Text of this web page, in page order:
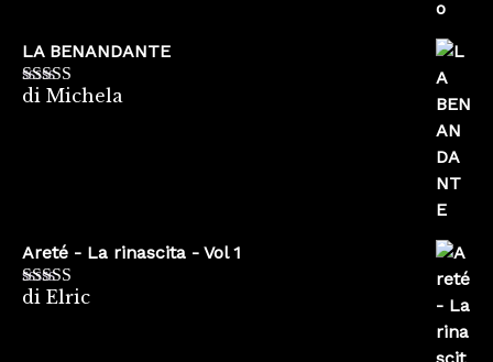
LA BENANDANTE
Valutato5su
di Michela
Areté - La rinascita - Vol 1
Valutato5
di Elric